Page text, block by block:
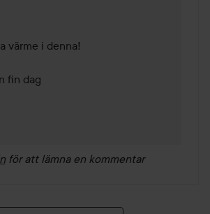
värme i denna!
för att lämna en kommentar